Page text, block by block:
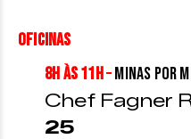
Oficinas
8h às 11h–Minas por
Chef Fagner
25